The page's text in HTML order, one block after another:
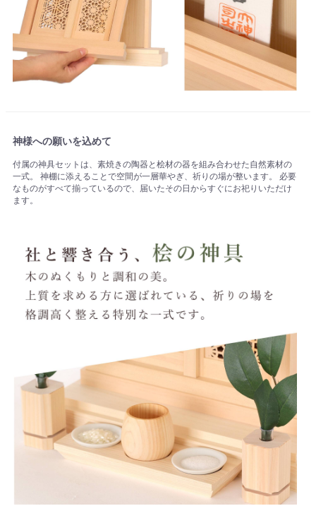
神様への願いを込めて
付属の神具セットは、素焼きの陶器と桧材の器を組み合わせた自然素材の
一式。 神棚に添えることで空間が一層華やぎ、祈りの場が整います。 必要
なものがすべて揃っているので、届いたその日からすぐにお祀りいただけ
ます。